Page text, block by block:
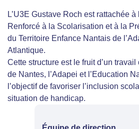
L’U3E Gustave Roch est rattachée
Renforcé à la Scolarisation et à la
du Territoire Enfance Nantais de
Atlantique.
Cette structure est le fruit d’un
de Nantes, l’Adapei et l’Education
l’objectif de favoriser l’inclusion
situation de handicap.